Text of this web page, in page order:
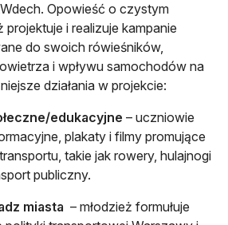
Opowieść o czystym
projektuje i realizuje kampanie
do swoich rówieśników,
i wpływu samochodów na
działania w projekcie:
edukacyjne – uczniowie
plakaty i filmy promujące
takie jak rowery, hulajnogi
publiczny.
miasta – młodzież formułuje